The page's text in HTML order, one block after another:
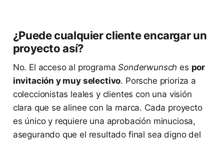
¿Puede cualquier cliente encargar un
proyecto así?
No. El acceso al programaSonderwunsch es por
invitación y muy selectivo. Porsche prioriza a
coleccionistas leales y clientes con una visión
clara que se alinee con la marca. Cada proyecto
es único y requiere una aprobación minuciosa,
asegurando que el resultado final sea digno del